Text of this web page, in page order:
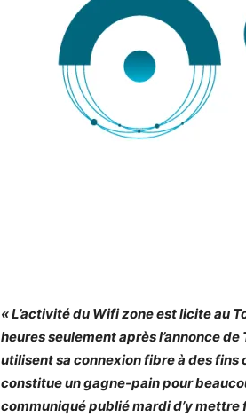
« L’activité du Wifi zone est licite au
heures seulement après l’annonce de
utilisent sa connexion fibre à des fins
constitue un gagne-pain pour
communiqué publié mardi d’y mettre